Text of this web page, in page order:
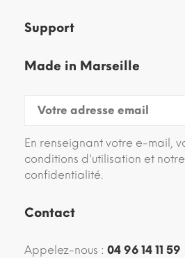
Support
Made in Marseille
En renseignant votre e-mail,
conditions d'utilisation et
confidentialité.
Contact
Appelez-nous : 04 96 14 11 59